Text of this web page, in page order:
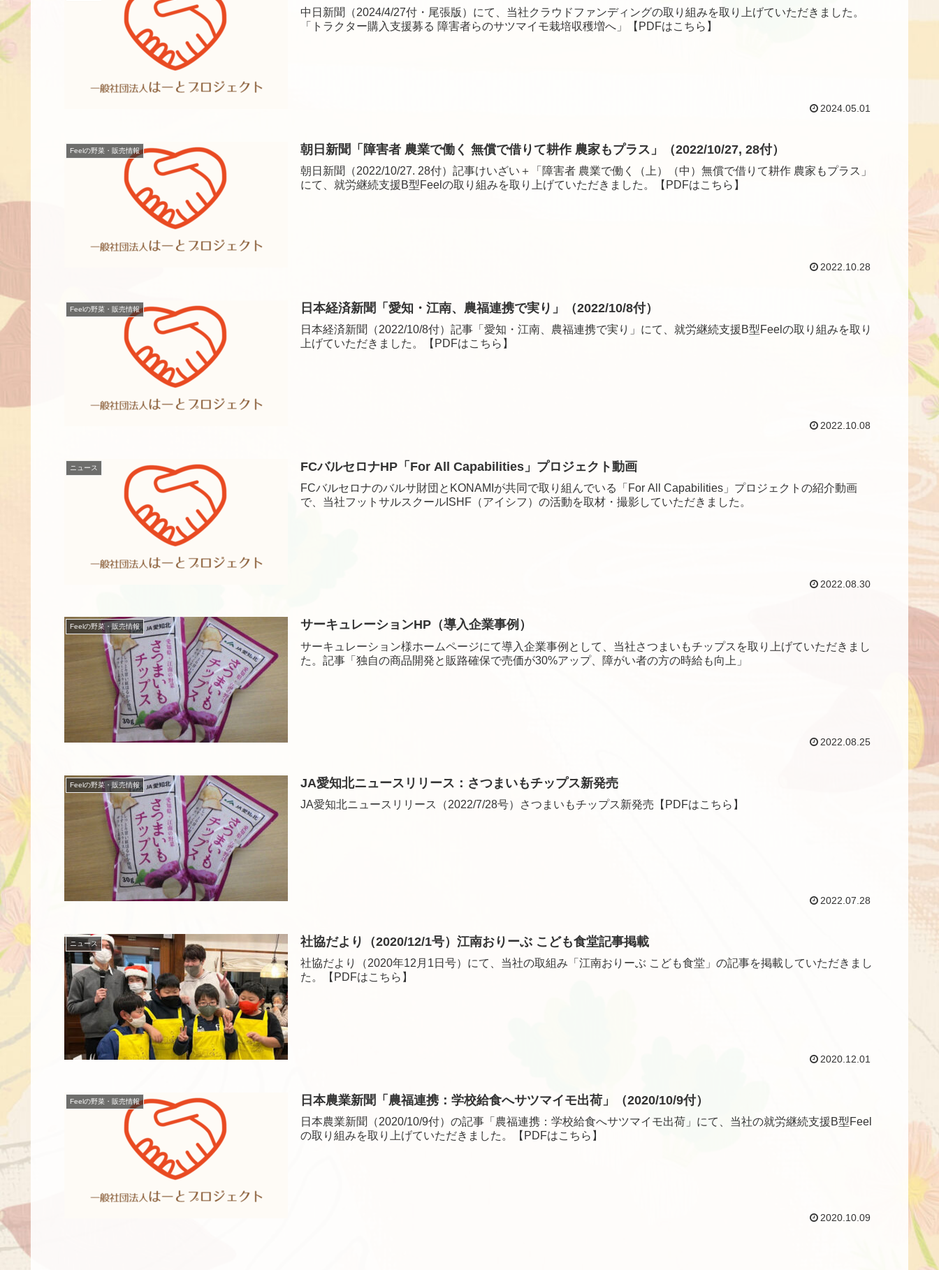
中日新聞（2024/4/27付・尾張版）にて、当社クラウドファンディングの取り組みを取り上げていただきました。
「トラクター購入支援募る 障害者らのサツマイモ栽培収穫増へ」【PDFはこちら】
2024.05.01
Feelの野菜・販売情報 朝日新聞「障害者 農業で働く 無償で借りて耕作 農家もプラス」（2022/10/27, 28付）
朝日新聞（2022/10/27. 28付）記事けいざい＋「障害者 農業で働く（上）（中）無償で借りて耕作 農家もプラス」
にて、就労継続支援B型Feelの取り組みを取り上げていただきました。【PDFはこちら】
2022.10.28
Feelの野菜・販売情報 日本経済新聞「愛知・江南、農福連携で実り」（2022/10/8付）
日本経済新聞（2022/10/8付）記事「愛知・江南、農福連携で実り」にて、就労継続支援B型Feelの取り組みを取り
上げていただきました。【PDFはこちら】
2022.10.08
ニュース FCバルセロナHP「For All Capabilities」プロジェクト動画
FCバルセロナのバルサ財団とKONAMIが共同で取り組んでいる「For All Capabilities」プロジェクトの紹介動画
で、当社フットサルスクールISHF（アイシフ）の活動を取材・撮影していただきました。
2022.08.30
Feelの野菜・販売情報 サーキュレーションHP（導入企業事例）
サーキュレーション様ホームページにて導入企業事例として、当社さつまいもチップスを取り上げていただきまし
た。記事「独自の商品開発と販路確保で売価が30%アップ、障がい者の方の時給も向上」
2022.08.25
Feelの野菜・販売情報 JA愛知北ニュースリリース：さつまいもチップス新発売
JA愛知北ニュースリリース（2022/7/28号）さつまいもチップス新発売【PDFはこちら】
2022.07.28
ニュース 社協だより（2020/12/1号）江南おりーぶ こども食堂記事掲載
社協だより（2020年12月1日号）にて、当社の取組み「江南おりーぶ こども食堂」の記事を掲載していただきまし
た。【PDFはこちら】
2020.12.01
Feelの野菜・販売情報 日本農業新聞「農福連携：学校給食へサツマイモ出荷」（2020/10/9付）
日本農業新聞（2020/10/9付）の記事「農福連携：学校給食へサツマイモ出荷」にて、当社の就労継続支援B型Feel
の取り組みを取り上げていただきました。【PDFはこちら】
2020.10.09